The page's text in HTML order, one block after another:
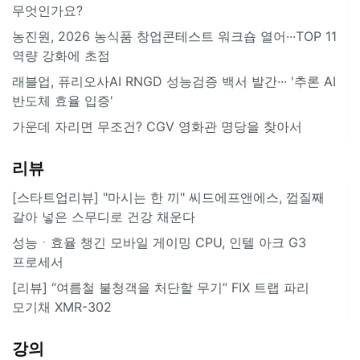
무엇인가요?
농진원, 2026 농식품 창업콘테스트 워크숍 열어···TOP 11
역량 강화에 초점
래블업, 퓨리오사AI RNGD 성능검증 백서 발간··· '추론 AI
반도체 효율 입증'
가운데 자리면 무조건? CGV 영화관 명당을 찾아서
리뷰
[스타트업리뷰] "마시는 한 끼" 씨드에프앤에스, 껍질째
갈아 넣은 스무디로 건강 채운다
성능ㆍ효율 챙긴 모바일 게이밍 CPU, 인텔 아크 G3
프로세서
[리뷰] “여름철 불청객을 처단할 무기” FIX 트랩 파리
모기채 XMR-302
강의